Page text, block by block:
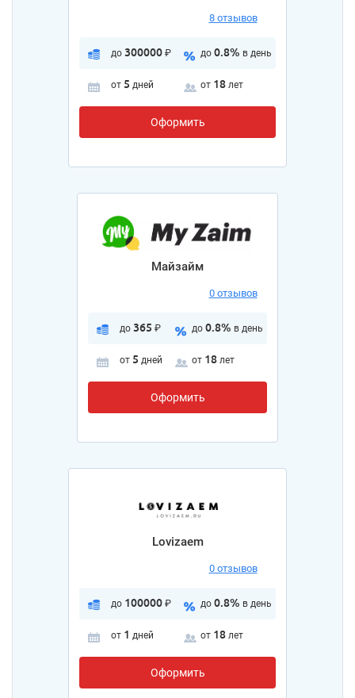
8 отзывов
до 300000 ₽ до 0.8% в день
от 5 дней от 18 лет
Оформить
Майзайм
0 отзывов
до 365 ₽ до 0.8% в день
от 5 дней от 18 лет
Оформить
Lovizaem
0 отзывов
до 100000 ₽ до 0.8% в день
от 1 дней от 18 лет
Оформить